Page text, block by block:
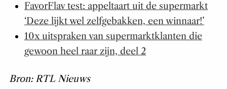
FavorFlav test: appeltaart uit de supermarkt
‘Deze lijkt wel zelfgebakken, een winnaar!’
10x uitspraken van supermarktklanten die
gewoon heel raar zijn, deel 2
Bron: RTL Nieuws